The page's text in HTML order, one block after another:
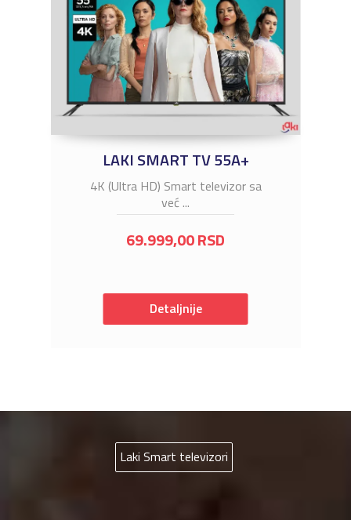
LAKI SMART TV 55A+
4K (Ultra HD) Smart televizor sa
već ...
Detaljnije
69.999,00RSD
Laki Smart televizori